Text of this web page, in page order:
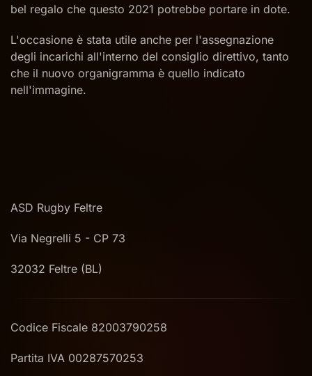
bel regalo che questo 2021 potrebbe portare in dote.
L'occasione è stata utile anche per l'assegnazione
degli incarichi all'interno del consiglio direttivo, tanto
che il nuovo organigramma è quello indicato
nell'immagine.
ASD Rugby Feltre
Via Negrelli 5 - CP 73
32032 Feltre (BL)
Codice Fiscale 82003790258
Partita IVA 00287570253